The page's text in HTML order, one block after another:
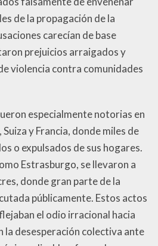
de la propagación de la
carecían de base
prejuicios arraigados y
violencia contra comunidades
especialmente notorias en
y Francia, donde miles de
o expulsados de sus hogares.
Estrasburgo, se llevaron a
donde gran parte de la
públicamente. Estos actos
el odio irracional hacia
la desesperación colectiva ante